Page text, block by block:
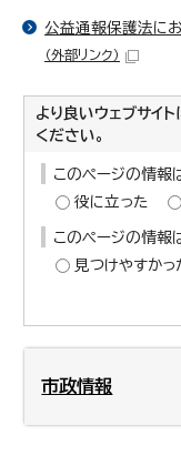
公益通報保護法にお
（外部リンク）
より良いウェブサイ
ください。
このページの情報
役に立った
このページの情報
見つけやすかっ
市政情報